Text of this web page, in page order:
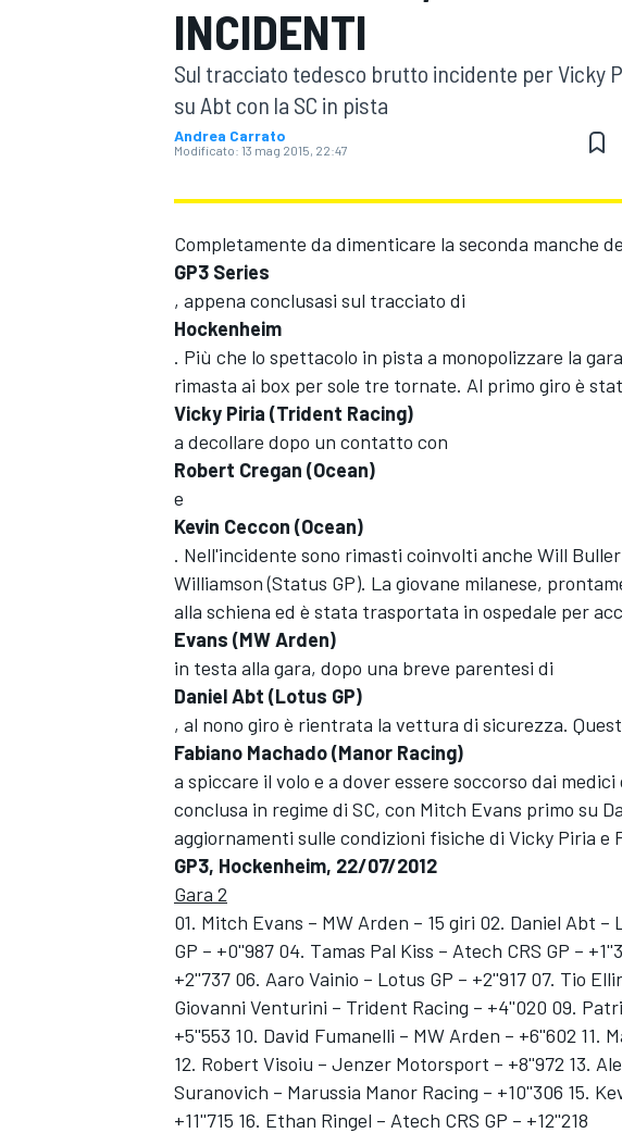
MOTOGP
WRC
MONOPOSTO
INCIDENTI
Sul tracciato tedesco brutto incidente per Vicky
su Abt con la SC in pista
Andrea Carrato
Modificato: 13 mag 2015, 22:47
Completamente da dimenticare la seconda manche
GP3 Series
, appena conclusasi sul tracciato di
Hockenheim
. Più che lo spettacolo in pista a monopolizzare la
rimasta ai box per sole tre tornate. Al primo giro è
Vicky Piria (Trident Racing)
a decollare dopo un contatto con
Robert Cregan (Ocean)
e
Kevin Ceccon (Ocean)
. Nell'incidente sono rimasti coinvolti anche Will
Williamson (Status GP). La giovane milanese,
alla schiena ed è stata trasportata in ospedale per
Evans (MW Arden)
in testa alla gara, dopo una breve parentesi di
Daniel Abt (Lotus GP)
, al nono giro è rientrata la vettura di sicurezza.
Fabiano Machado (Manor Racing)
a spiccare il volo e a dover essere soccorso dai
conclusa in regime di SC, con Mitch Evans primo su
aggiornamenti sulle condizioni fisiche di Vicky Piria e
GP3, Hockenheim, 22/07/2012
Gara 2
01. Mitch Evans – MW Arden – 15 giri 02. Daniel Abt
GP – +0''987 04. Tamas Pal Kiss – Atech CRS GP –
+2''737 06. Aaro Vainio – Lotus GP – +2''917 07. Tio
Giovanni Venturini – Trident Racing – +4''020 09.
+5''553 10. David Fumanelli – MW Arden – +6''602 11.
12. Robert Visoiu – Jenzer Motorsport – +8''972 13.
Suranovich – Marussia Manor Racing – +10''306 15.
+11''715 16. Ethan Ringel – Atech CRS GP – +12''218